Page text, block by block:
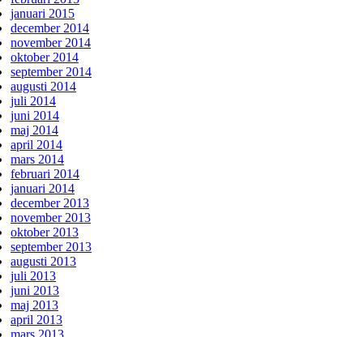
januari 2015
december 2014
november 2014
oktober 2014
september 2014
augusti 2014
juli 2014
juni 2014
maj 2014
april 2014
mars 2014
februari 2014
januari 2014
december 2013
november 2013
oktober 2013
september 2013
augusti 2013
juli 2013
juni 2013
maj 2013
april 2013
mars 2013